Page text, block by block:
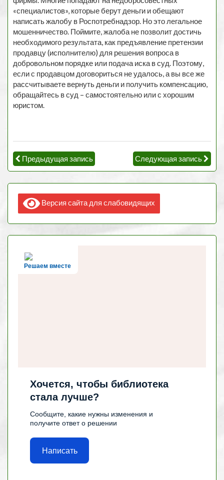
«специалистов», которые берут деньги и обещают
написать жалобу в Роспотребнадзор. Но это легальное
мошенничество. Поймите, жалоба не позволит достичь
необходимого результата, как предъявление претензии
продавцу (исполнителю) для решения вопроса в
добровольном порядке или подача иска в суд. Поэтому,
если с продавцом договориться не удалось, а вы все же
рассчитываете вернуть деньги и получить компенсацию,
обращайтесь в суд – самостоятельно или с хорошим
юристом.
Предыдущая запись Следующая запись
Версия сайта для слабовидящих
Решаем вместе
Хочется, чтобы библиотека
стала лучше?
Сообщите, какие нужны изменения и
получите ответ о решении
Написать